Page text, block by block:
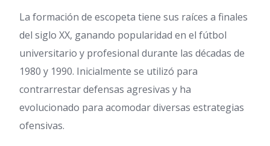
La formación de escopeta tiene sus raíces a finales
del siglo XX, ganando popularidad en el fútbol
universitario y profesional durante las décadas de
1980 y 1990. Inicialmente se utilizó para
contrarrestar defensas agresivas y ha
evolucionado para acomodar diversas estrategias
ofensivas.